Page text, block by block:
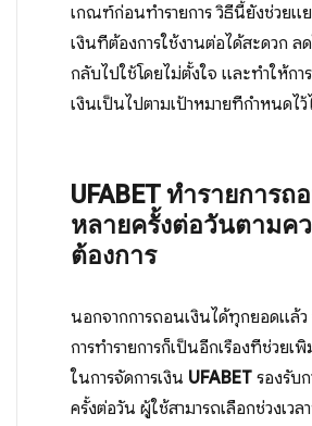
เกณฑ์ก่อนทำรายการ วิธีนี้ยังช่วยแย
เงินที่ต้องการใช้งานต่อได้สะดวก ล
กลับไปใช้โดยไม่ตั้งใจ และทำให้กา
เงินเป็นไปตามเป้าหมายที่กำหนดไว้
UFABETทำรายการถ
หลายครั้งต่อวันตามค
ต้องการ
นอกจากการถอนเงินได้ทุกยอดแล้ว
การทำรายการก็เป็นอีกเรื่องที่ช่วยเ
ในการจัดการเงิน UFABETรองรับ
ครั้งต่อวัน ผู้ใช้สามารถเลือกช่วงเว